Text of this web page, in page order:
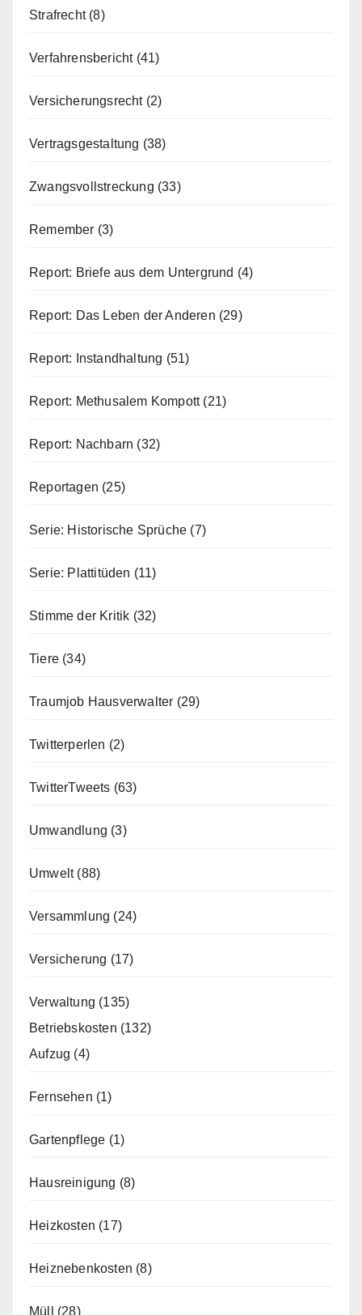
Strafrecht(8)
Verfahrensbericht(41)
Versicherungsrecht(2)
Vertragsgestaltung (38)
Zwangsvollstreckung (33)
Remember (3)
Report: Briefe aus dem Untergrund (4)
Report: Das Leben der Anderen (29)
Report: Instandhaltung (51)
Report: Methusalem Kompott(21)
Report: Nachbarn (32)
Reportagen (25)
Serie: Historische Sprüche (7)
Serie: Plattitüden (11)
Stimme der Kritik (32)
Tiere (34)
Traumjob Hausverwalter (29)
Twitterperlen (2)
TwitterTweets (63)
Umwandlung (3)
Umwelt(88)
Versammlung (24)
Versicherung (17)
Verwaltung (135)
Betriebskosten (132)
Aufzug (4)
Fernsehen (1)
Gartenpflege (1)
Hausreinigung (8)
Heizkosten (17)
Heiznebenkosten (8)
Müll (28)